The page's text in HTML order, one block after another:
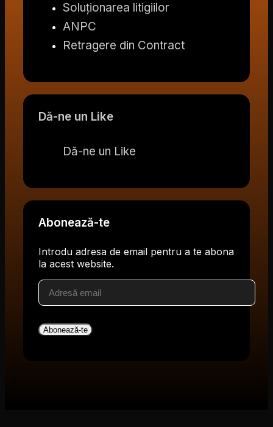
Soluționarea litigiilor
ANPC
Retragere din Contract
Dă-ne un Like
Dă-ne un Like
Abonează-te
Introdu adresa de email pentru a te abona
la acest website.
Adresă
email
Abonează-te